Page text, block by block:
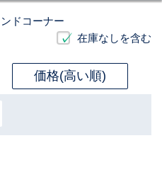
ドコーナー
在庫なしを含む
価格(高い順)